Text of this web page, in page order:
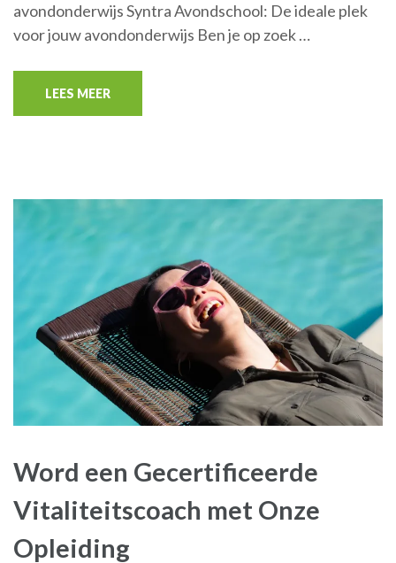
avondonderwijs Syntra Avondschool: De ideale plek
voor jouw avondonderwijs Ben je op zoek …
LEES MEER
Word een Gecertificeerde
Vitaliteitscoach met Onze
Opleiding